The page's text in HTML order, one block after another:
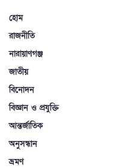
হোম
রাজনীতি
নারায়াণগঞ্জ
জাতীয়
বিনোদন
বিজ্ঞান ও প্রযুক্তি
আন্তর্জাতিক
অনুসন্ধান
ভ্রমণ